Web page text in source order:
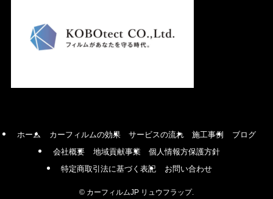
ホーム カーフィルムの効果 サービスの流れ 施工事例
ブログ
会社概要
地域貢献事業
個人情報方保護方針
特定商取引法に基づく表記
お問い合わせ
© カーフィルムJP リュウフラップ.